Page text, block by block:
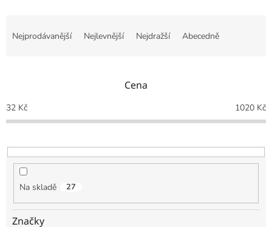
p
r
o
u
Nejprodávanější Nejlevnější Nejdražší Abecedně
Cena
32 Kč 1020 Kč
Na skladě 27
Značky